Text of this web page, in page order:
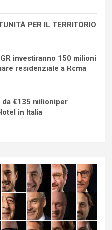
PER IL TERRITORIO
investiranno 150 milioni
residenziale a Roma
da €135 milioniper
in Italia